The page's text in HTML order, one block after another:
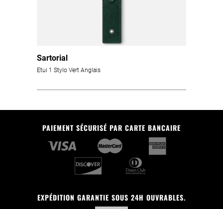
Sartorial
Etui 1 Stylo Vert Anglais
PAIEMENT SÉCURISÉ PAR CARTE BANCAIRE
EXPÉDITION GARANTIE SOUS 24H OUVRABLES.